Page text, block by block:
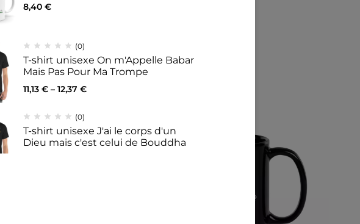
8,40 €
(0)
T-shirt unisexe On m'Appelle Babar
Mais Pas Pour Ma Trompe
11,13 € – 12,37 €
(0)
T-shirt unisexe J'ai le corps d'un
Dieu mais c'est celui de Bouddha